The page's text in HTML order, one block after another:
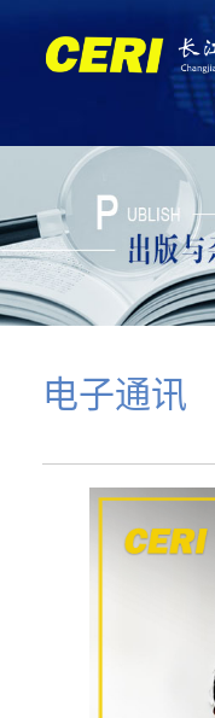
电子通讯